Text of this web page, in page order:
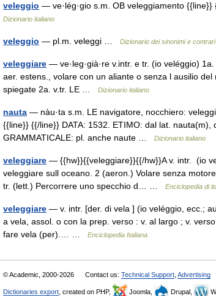
veleggio — ve·lég·gio s.m. OB veleggiamento
Dizionario italiano
veleggio — pl.m. veleggi … Dizionario dei sinonimi e contrari
veleggiare — ve·leg·già·re v.intr. e tr. (io veléggio)
aer. estens., volare con un aliante o senza l ausilio
spiegate 2a. v.tr. LE …
Dizionario italiano
nauta — nàu·ta s.m. LE navigatore, nocchiero:
{{line}} {{/line}} DATA: 1532. ETIMO: dal lat. nauta(m),
GRAMMATICALE: pl. anche naute …
Dizionario italiano
veleggiare — {{hw}}{{veleggiare}}{{/hw}}A v. intr. (io
veleggiare sull oceano. 2 (aeron.) Volare senza
tr. (lett.) Percorrere uno specchio d… …
Enciclopedia di
veleggiare — v. intr. [der. di vela ] (io veléggio, ecc.;
a vela, assol. o con la prep. verso : v. al largo ; v.
fare vela (per).… …
Enciclopedia Italiana
© Academic, 2000-2026 Contact us: Technical Support Advertising
Dictionaries export , created on PHP, Joomla, Drupal,